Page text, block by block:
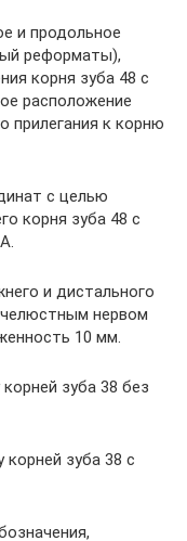
и продольное
реформаты),
корня зуба 48 с
расположение
прилегания к корню
с целью
корня зуба 48 с
и дистального
нервом
10 мм.
зуба 38 без
корней зуба 38 с